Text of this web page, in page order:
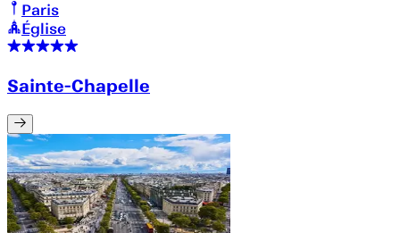
Paris
Église
Sainte-Chapelle